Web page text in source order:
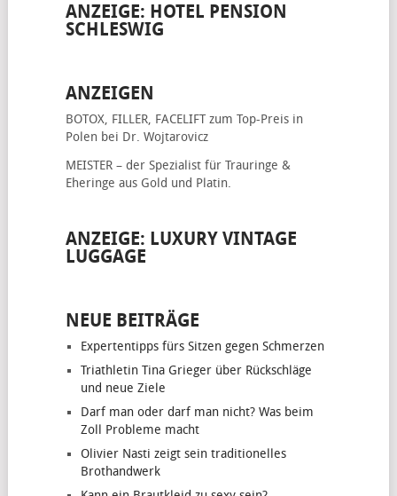
ANZEIGE: HOTEL PENSION
SCHLESWIG
ANZEIGEN
BOTOX, FILLER, FACELIFTzum Top-Preis in
Polen bei Dr. Wojtarovicz
MEISTER – der Spezialist für Trauringe &
Eheringe aus Gold und Platin.
ANZEIGE: LUXURY VINTAGE
LUGGAGE
NEUE BEITRÄGE
Expertentipps fürs Sitzen gegen Schmerzen
Triathletin Tina Grieger über Rückschläge
und neue Ziele
Darf man oder darf man nicht? Was beim
Zoll Probleme macht
Olivier Nasti zeigt sein traditionelles
Brothandwerk